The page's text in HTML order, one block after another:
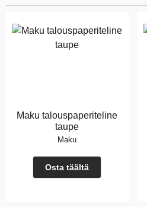
Maku talouspaperiteline
taupe
Maku
Osta täältä